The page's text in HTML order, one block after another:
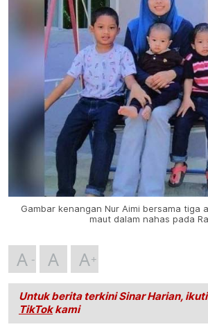
Gambar kenangan Nur Aimi bersama tiga
maut dalam nahas pada
A A A
Untuk berita terkini Sinar Harian,
TikTokkami